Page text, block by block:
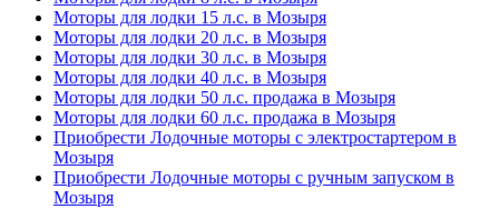
Моторы для лодки 15 л.с. в Мозыря
Моторы для лодки 20 л.с. в Мозыря
Моторы для лодки 30 л.с. в Мозыря
Моторы для лодки 40 л.с. в Мозыря
Моторы для лодки 50 л.с. продажа в Мозыря
Моторы для лодки 60 л.с. продажа в Мозыря
Приобрести Лодочные моторы с электростартером в
Мозыря
Приобрести Лодочные моторы с ручным запуском в
Мозыря